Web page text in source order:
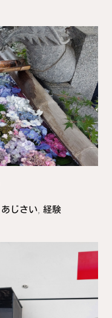
あじさい, 経験